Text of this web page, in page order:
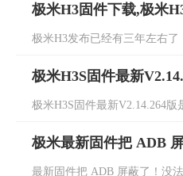
极米H3固件下载,极米
极米H3发布已经有三年左右
极米H3S固件最新
极米H3S固件最新V2.14.264
极米最新固件把 ADB
最新固件把 ADB 屏蔽了！没法